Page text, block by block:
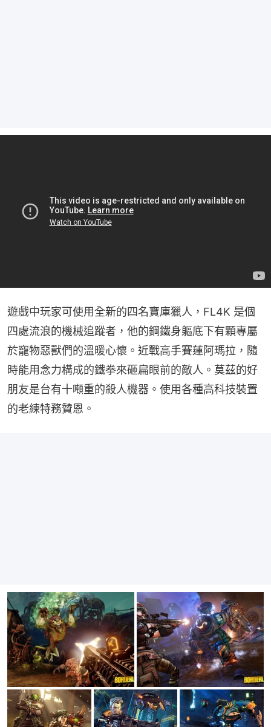
遊戲中玩家可使用全新的四名寶庫獵人，FL4K 是個
四處流浪的機械追蹤者，他的鋼鐵身軀底下有顆專屬
於寵物惡獸們的溫暖心懷。近戰高手賽蓮阿瑪拉，隨
時能用念力構成的鐵拳來砸扁眼前的敵人。莫茲的好
朋友是台有十噸重的殺人機器。使用各種高科技裝置
的老練特務贊恩。